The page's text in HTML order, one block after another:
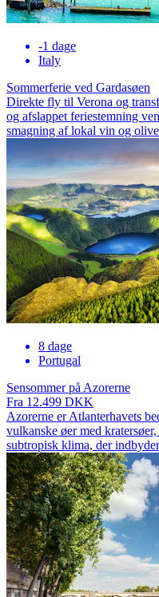
-1 dage
Italy
Sommerferie ved Gardasøen
Direkte fly til Verona og
og afslappet feriestemning
smagning af lokal vin og
8 dage
Portugal
Sensommer på Azorerne
Fra 12.499 DKK
Azorerne er Atlanterhavets
vulkanske øer med
subtropisk klima, der